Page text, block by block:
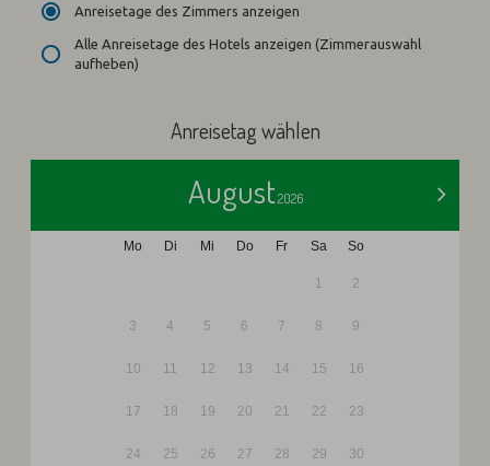
Anreisetage des Zimmers anzeigen
Alle Anreisetage des Hotels anzeigen (Zimmerauswahl
aufheben)
Anreisetag wählen
>
August2026
Mo Di Mi Do Fr Sa So
1 2
3 4 5 6 7 8 9
10 11 12 13 14 15 16
17 18 19 20 21 22 23
24 25 26 27 28 29 30